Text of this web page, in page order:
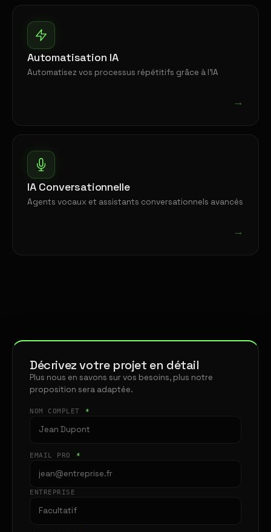
Automatisation IA
Automatisez vos processus répétitifs grâce à l'IA
→
IA Conversationnelle
Agents vocaux et assistants conversationnels avancés
→
Décrivez votre projet en détail
Plus nous en savons sur vos besoins, plus notre
proposition sera adaptée.
NOM COMPLET *
EMAIL PRO *
ENTREPRISE